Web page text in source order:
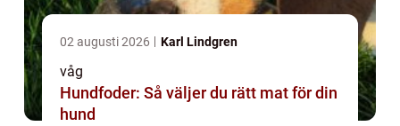
02 augusti 2026 Karl Lindgren
våg
Hundfoder: Så väljer du rätt mat för din
hund